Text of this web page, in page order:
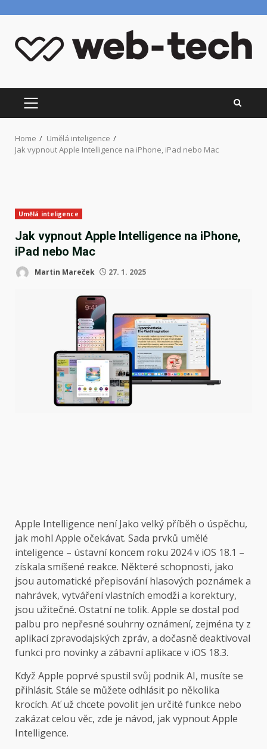
content
PRIMARY
MENU
Home
Umělá inteligence
Jak vypnout Apple Intelligence na iPhone, iPad nebo Mac
Umělá inteligence
Jak vypnout Apple Intelligence na iPhone,
iPad nebo Mac
Martin Mareček 27. 1. 2025
Apple Intelligence neníJako velký příběh o úspěchu,
jak mohl Apple očekávat. Sada prvků umělé
inteligence – ústavní koncem roku 2024 v iOS 18.1 –
získala smíšené reakce. Některé schopnosti, jako
jsou automatické přepisování hlasových poznámek a
nahrávek, vytváření vlastních emodži a korektury,
jsou užitečné. Ostatní ne tolik. Apple se dostal pod
palbu pro nepřesné souhrny oznámení, zejména ty z
aplikací zpravodajských zpráv, a dočasně deaktivoval
funkci pro novinky a zábavní aplikace v iOS 18.3.
Když Apple poprvé spustil svůj podnik AI, musíte se
přihlásit. Stále se můžete odhlásit po několika
krocích. Ať už chcete povolit jen určité funkce nebo
zakázat celou věc, zde je návod, jak vypnout Apple
Intelligence.